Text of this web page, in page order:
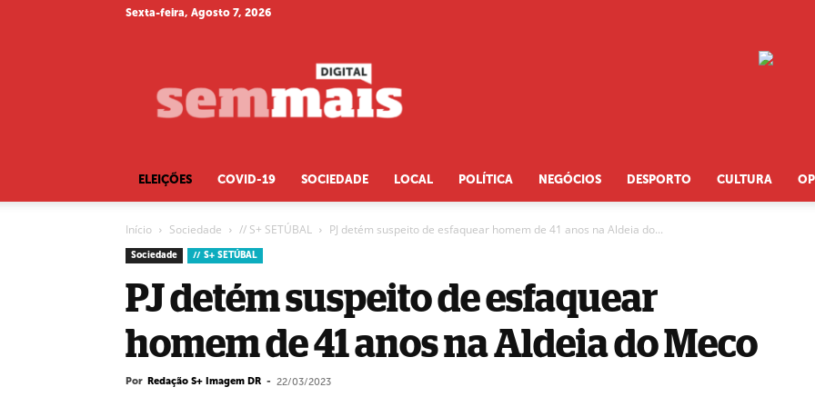
Sexta-feira, Agosto 7, 2026
ELEIÇÕES COVID-19 SOCIEDADE LOCAL POLÍTICA NEGÓCIOS DESPORTO CULTURA
Início Sociedade // S+ SETÚBAL PJ detém suspeito de esfaquear homem de 41 anos na Aldeia do...
Sociedade // S+ SETÚBAL
PJ detém suspeito de esfaquear
homem de 41 anos na Aldeia do Meco
Por Redação S+ Imagem DR - 22/03/2023